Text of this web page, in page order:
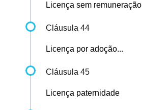
Licença sem remuneração
Cláusula 44
Licença por adoção...
Cláusula 45
Licença paternidade